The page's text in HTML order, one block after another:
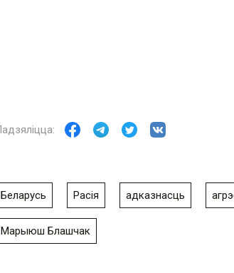
Беларусь Расія адказнасць
Марыюш Блашчак